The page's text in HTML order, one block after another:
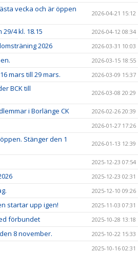
vecka och är öppen
2026-04-21 15:12
4 kl. 18.15 2026-04-12 08:34
2026 2026-03-31 10:03
2026-03-15 18:55
mars till 29 mars. 2026-03-09 15:37
BCK till
2026-03-08 20:29
i Borlänge CK 2026-02-26 20:39
2026-01-27 17:26
Stänger den 1
2026-01-13 12:39
2025-12-23 07:54
2025-12-23 02:31
2025-12-10 09:26
startar upp igen! 2025-11-03 07:31
förbundet 2025-10-28 13:18
8 november. 2025-10-22 15:33
2025-10-16 02:31